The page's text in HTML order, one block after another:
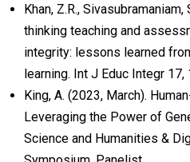
Khan, Z.R., Sivasubramaniam,
thinking teaching and
integrity: lessons learned
learning. Int J Educ Integr 17,
King, A. (2023, March).
Leveraging the Power of
Science and Humanities &